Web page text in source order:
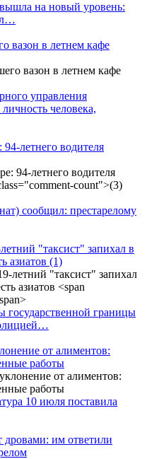
на новый уровень:
вазон в летнем кафе
управления
человека,
летнего водителя
сообщил: престарелому
"таксист" запихал в
азиатов (1)
границы
от алиментов:
работы
10 июля поставила
дровами: им ответили